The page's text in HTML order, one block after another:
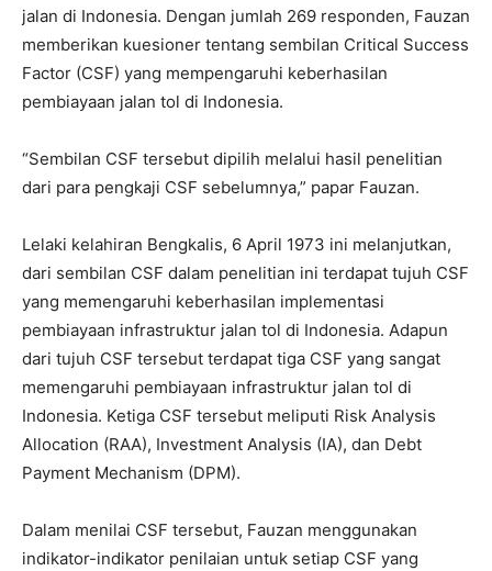
jalan di Indonesia. Dengan jumlah 269 responden, Fauzan
memberikan kuesioner tentang sembilan Critical Success
Factor (CSF) yang mempengaruhi keberhasilan
pembiayaan jalan tol di Indonesia.
“Sembilan CSF tersebut dipilih melalui hasil penelitian
dari para pengkaji CSF sebelumnya,” papar Fauzan.
Lelaki kelahiran Bengkalis, 6 April 1973 ini melanjutkan,
dari sembilan CSF dalam penelitian ini terdapat tujuh CSF
yang memengaruhi keberhasilan implementasi
pembiayaan infrastruktur jalan tol di Indonesia. Adapun
dari tujuh CSF tersebut terdapat tiga CSF yang sangat
memengaruhi pembiayaan infrastruktur jalan tol di
Indonesia. Ketiga CSF tersebut meliputi Risk Analysis
Allocation (RAA), Investment Analysis (IA), dan Debt
Payment Mechanism (DPM).
Dalam menilai CSF tersebut, Fauzan menggunakan
indikator-indikator penilaian untuk setiap CSF yang